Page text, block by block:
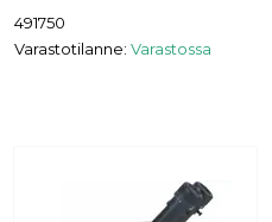
491750
Varastotilanne: Varastossa